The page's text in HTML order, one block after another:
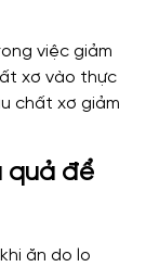
quả để
ăn do lo